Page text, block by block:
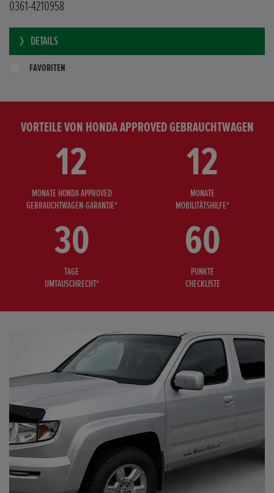
0361-4210958
DETAILS
FAVORITEN
VORTEILE VON HONDA APPROVED GEBRAUCHTWAGEN
12
MONATE HONDA APPROVED
GEBRAUCHTWAGEN-GARANTIE*
12
MONATE
MOBILITÄTSHILFE*
30
TAGE
UMTAUSCHRECHT*
60
PUNKTE
CHECKLISTE